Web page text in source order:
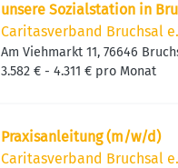
unsere Sozialstation in
Caritasverband Bruchsal
Am Viehmarkt 11, 76646
Deutschland
3.582 € - 4.311 € pro Monat
Praxisanleitung (m/w/d)
Caritasverband Bruchsal